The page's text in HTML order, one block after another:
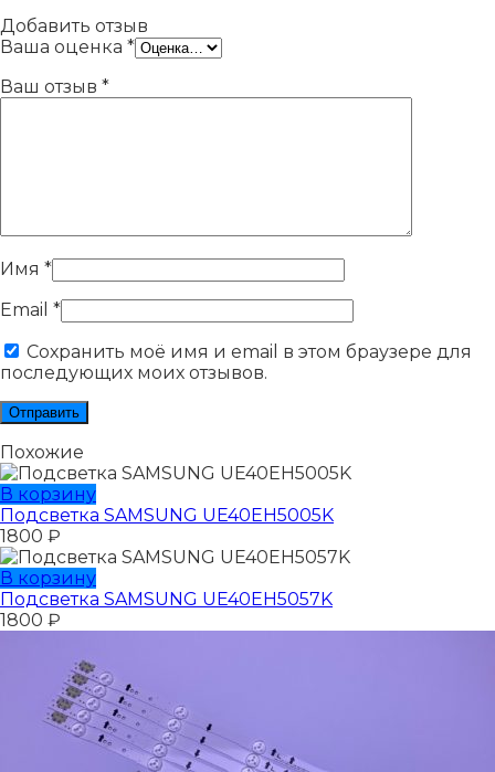
Добавить отзыв
Ваша оценка *
Ваш отзыв *
Имя *
Email *
Сохранить моё имя и email в этом браузере для
последующих моих отзывов.
Похожие
В корзину
Подсветка SAMSUNG UE40EH5005K
1800 ₽
В корзину
Подсветка SAMSUNG UE40EH5057K
1800 ₽